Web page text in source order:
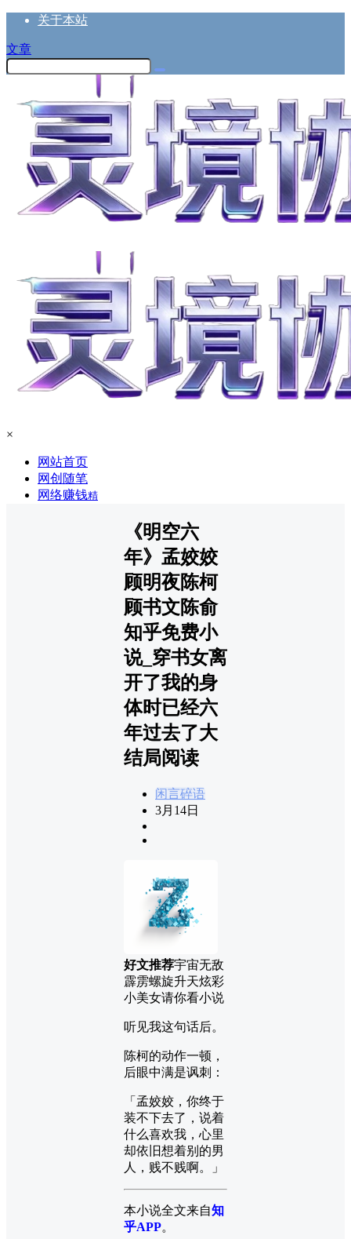
关于本站
文章
×
网站首页
网创随笔
网络赚钱精
《明空六
年》孟姣姣
顾明夜陈柯
顾书文陈俞
知乎免费小
说_穿书女离
开了我的身
体时已经六
年过去了大
结局阅读
闲言碎语
3月14日
好文推荐宇宙无敌
霹雳螺旋升天炫彩
小美女请你看小说
听见我这句话后。
陈柯的动作一顿，
后眼中满是讽刺：
「孟姣姣，你终于
装不下去了，说着
什么喜欢我，心里
却依旧想着别的男
人，贱不贱啊。」
本小说全文来自知
乎APP。